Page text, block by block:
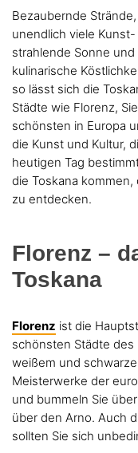
Bezaubernde
unendlich viele
strahlende Sonne
kulinarische
so lässt sich die
Städte wie Florenz,
schönsten in Europa
die Kunst und Kultur,
heutigen Tag
die Toskana
zu entdecken.
Florenz –
Toskana
Florenz ist die
schönsten Städte des
weißem und
Meisterwerke der
und bummeln Sie
über den Arno. Auch
sollten Sie sich